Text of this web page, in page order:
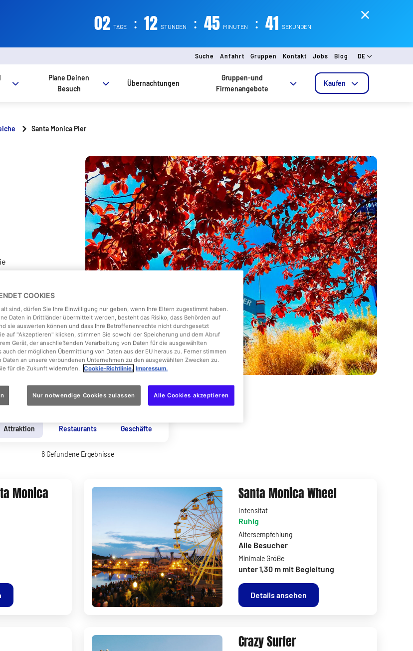
02 TAGE : 12 STUNDEN : 45 MINUTEN : 40 SEKUNDEN
Suche Anfahrt Gruppen Kontakt Jobs Blog DE
Plane Deinen
Besuch
Übernachtungen
Gruppen-und
Firmenangebote
Kaufen
Santa Monica Pier
Attraktion Restaurants Geschäfte
6 Gefundene Ergebnisse
Monica Santa Monica Wheel
Intensität
Ruhig
Altersempfehlung
Alle Besucher
Minimale Größe
unter 1,30 m mit Begleitung
Details ansehen
Crazy Surfer
COOKIES
alt sind, dürfen Sie Ihre Einwilligung nur geben, wenn Ihre Eltern zugestimmt haben.
Daten in Drittländer übermittelt werden, besteht das Risiko, dass Behörden auf
sie auswerten können und dass Ihre Betroffenenrechte nicht durchgesetzt
auf "Akzeptieren" klicken, stimmen Sie sowohl der Speicherung und dem Abruf
Gerät, der anschließenden Verarbeitung von Daten für die ausgewählten
auch der möglichen Übermittlung von Daten aus der EU heraus zu. Ferner stimmen
Daten an unsere verbundenen Unternehmen zu den ausgewählten Zwecken zu.
für die Zukunft widerrufen.
Cookie-Richtlinie. Impressum.
Nur notwendige Cookies zulassen Alle Cookies akzeptieren